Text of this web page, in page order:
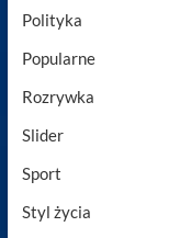
Polityka
Popularne
Rozrywka
Slider
Sport
Styl życia